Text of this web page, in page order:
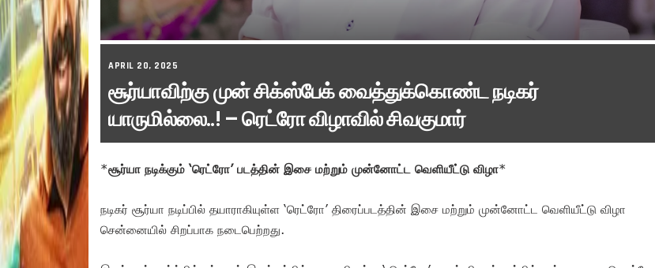
APRIL 20, 2025
சூர்யாவிற்கு முன் சிக்ஸ்பேக் வைத்துக்கொண்ட நடிகர்
யாருமில்லை..! – ரெட்ரோ விழாவில் சிவகுமார்
*சூர்யா நடிக்கும் ‘ரெட்ரோ’ படத்தின் இசை மற்றும் முன்னோட்ட வெளியீட்டு விழா*
நடிகர் சூர்யா நடிப்பில் தயாராகியுள்ள ‘ரெட்ரோ’ திரைப்படத்தின் இசை மற்றும் முன்னோட்ட வெளியீட்டு விழா
சென்னையில் சிறப்பாக நடைபெற்றது.